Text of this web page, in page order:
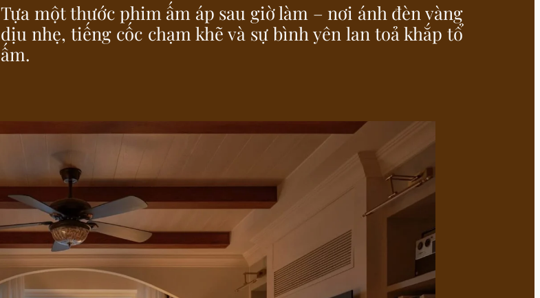
Tựa một thước phim ấm áp sau giờ làm – nơi ánh đèn vàng
dịu nhẹ, tiếng cốc chạm khẽ và sự bình yên lan toả khắp tổ
ấm.